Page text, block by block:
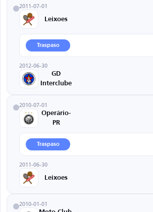
2011-07-01
Leixoes
Traspaso
2012-06-30
GD
Interclube
2010-07-01
Operário-
PR
Traspaso
2011-06-30
Leixoes
2010-01-01